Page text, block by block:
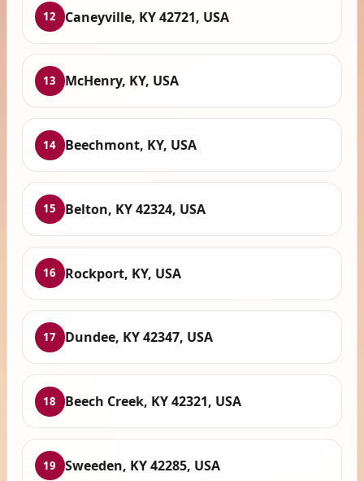
12 Caneyville, KY 42721, USA
13 McHenry, KY, USA
14 Beechmont, KY, USA
15 Belton, KY 42324, USA
16 Rockport, KY, USA
17 Dundee, KY 42347, USA
18 Beech Creek, KY 42321, USA
19 Sweeden, KY 42285, USA